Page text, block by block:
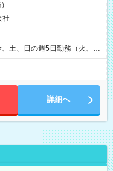
社
土、日の週5日勤務（火、水
長期休暇有り！） ・ワンシ
詳細へ